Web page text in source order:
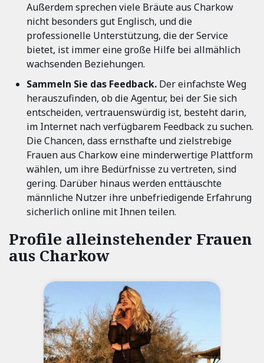
Außerdem sprechen viele Bräute aus Charkow
nicht besonders gut Englisch, und die
professionelle Unterstützung, die der Service
bietet, ist immer eine große Hilfe bei allmählich
wachsenden Beziehungen.
Sammeln Sie das Feedback. Der einfachste Weg
herauszufinden, ob die Agentur, bei der Sie sich
entscheiden, vertrauenswürdig ist, besteht darin,
im Internet nach verfügbarem Feedback zu suchen.
Die Chancen, dass ernsthafte und zielstrebige
Frauen aus Charkow eine minderwertige Plattform
wählen, um ihre Bedürfnisse zu vertreten, sind
gering. Darüber hinaus werden enttäuschte
männliche Nutzer ihre unbefriedigende Erfahrung
sicherlich online mit Ihnen teilen.
Profile alleinstehender Frauen
aus Charkow